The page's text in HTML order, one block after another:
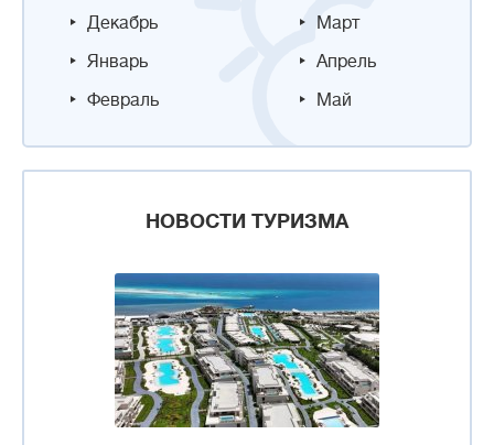
Декабрь
Январь
Февраль
Март
Апрель
Май
НОВОСТИ ТУРИЗМА